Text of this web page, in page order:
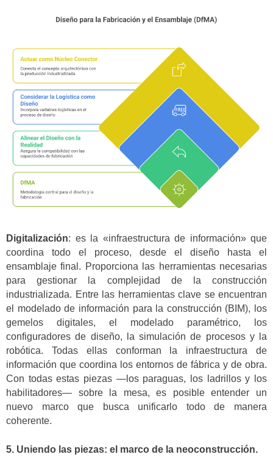
Digitalización: es la «infraestructura de información» que
coordina todo el proceso, desde el diseño hasta el
ensamblaje final. Proporciona las herramientas necesarias
para gestionar la complejidad de la construcción
industrializada. Entre las herramientas clave se encuentran
el modelado de información para la construcción (BIM), los
gemelos digitales, el modelado paramétrico, los
configuradores de diseño, la simulación de procesos y la
robótica. Todas ellas conforman la infraestructura de
información que coordina los entornos de fábrica y de obra.
Con todas estas piezas —los paraguas, los ladrillos y los
habilitadores— sobre la mesa, es posible entender un
nuevo marco que busca unificarlo todo de manera
coherente.
5. Uniendo las piezas: el marco de la neoconstrucción.